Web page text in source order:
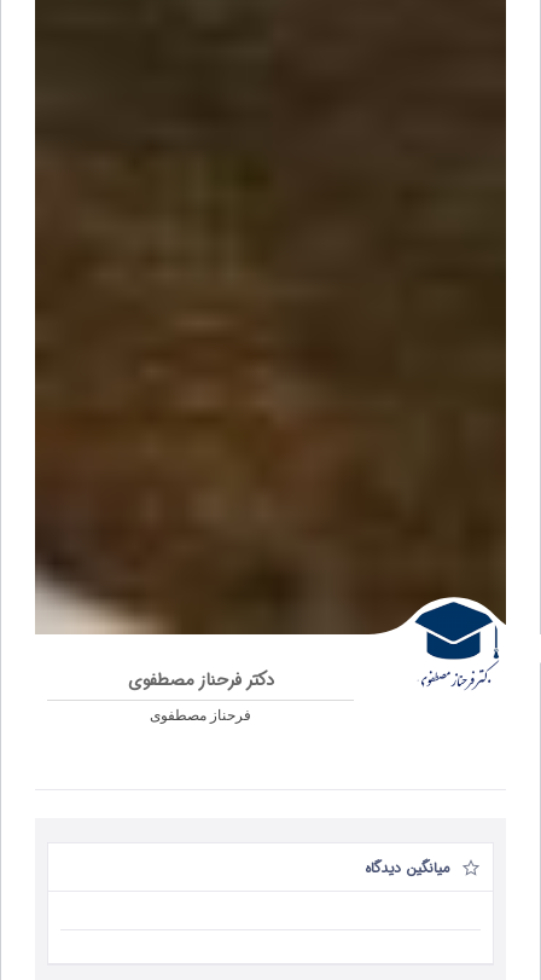
دکتر فرحناز مصطفوی
فرحناز مصطفوی
میانگین دیدگاه